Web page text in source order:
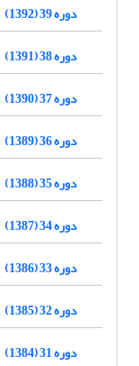
دوره 39 (1392)
دوره 38 (1391)
دوره 37 (1390)
دوره 36 (1389)
دوره 35 (1388)
دوره 34 (1387)
دوره 33 (1386)
دوره 32 (1385)
دوره 31 (1384)